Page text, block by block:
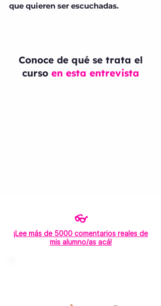
que quieren ser escuchadas.
Conoce de qué se trata el
curso en esta entrevista
👓
¡Lee más de 5000 comentarios reales de
mis alumno/as acá!